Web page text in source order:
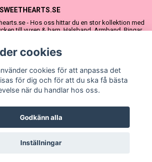
- Hos oss hittar du en stor kollektion med
till vuxen & barn. Halsband, Armband, Ringar
med barnsmycken, tyllkjolar &
© Copyright Sweethearts.se
cookies
cookies för att anpassa det
för dig och för att du ska få bästa
när du handlar hos oss.
Godkänn alla
Inställningar